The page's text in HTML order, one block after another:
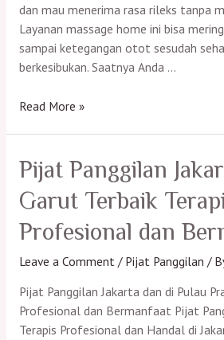
dan mau menerima rasa rileks tanpa
Layanan massage home ini bisa
sampai ketegangan otot sesudah
berkesibukan. Saatnya Anda …
Pijat
dan
di
Kota
Bekasi
Terbaik
Terapis
dan
Bermanfaat
Read More »
Pijat Panggilan
Garut Terbaik
Profesional dan
Leave a Comment / Pijat Panggilan /
Pijat Panggilan Jakarta dan di Pulau
Profesional dan Bermanfaat Pijat
Terapis Profesional dan Handal di